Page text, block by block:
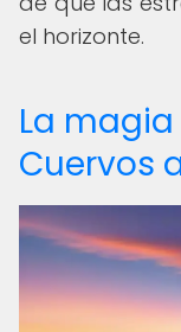
el horizonte.
La
Cuervos